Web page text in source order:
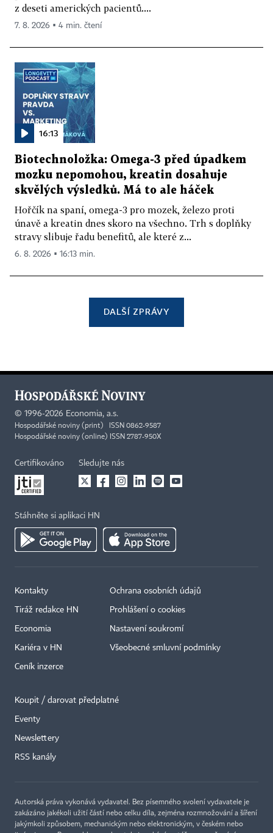
z deseti amerických pacientů....
7. 8. 2026 ▪ 4 min. čtení
16:13
Biotechnoložka: Omega-3 před úpadkem
mozku nepomohou, kreatin dosahuje
skvělých výsledků. Má to ale háček
Hořčík na spaní, omega-3 pro mozek, železo proti
únavě a kreatin dnes skoro na všechno. Trh s doplňky
stravy slibuje řadu benefitů, ale které z...
6. 8. 2026 ▪ 16:13 min.
DALŠÍ ZPRÁVY
© 1996-2026 Economia, a.s.
Hospodářské noviny (print) ISSN 0862-9587
Hospodářské noviny (online) ISSN 2787-950X
Certifikováno Sledujte nás
Stáhněte si aplikaci HN
Kontakty
Tiráž redakce HN
Economia
Kariéra v HN
Ceník inzerce
Ochrana osobních údajů
Prohlášení o cookies
Nastavení soukromí
Všeobecné smluvní podmínky
Koupit / darovat předplatné
Eventy
Newslettery
RSS kanály
Autorská práva vykonává vydavatel. Bez písemného svolení vydavatele je
zakázáno jakékoli užití částí nebo celku díla, zejména rozmnožování a šíření
jakýmkoli způsobem, mechanickým nebo elektronickým, v českém nebo